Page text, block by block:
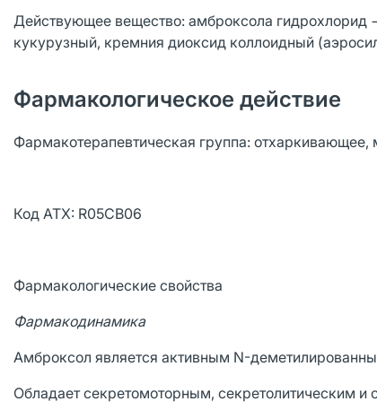
Действующее вещество: амброксола гидрохлорид
кукурузный, кремния диоксид коллоидный
Фармакологическое действие
Фармакотерапевтическая группа: отхаркивающее,
Код АТХ: R05CB06
Фармакологические свойства
Фармакодинамика
Амброксол является активным N-
Обладает секретомоторным, секретолитическим